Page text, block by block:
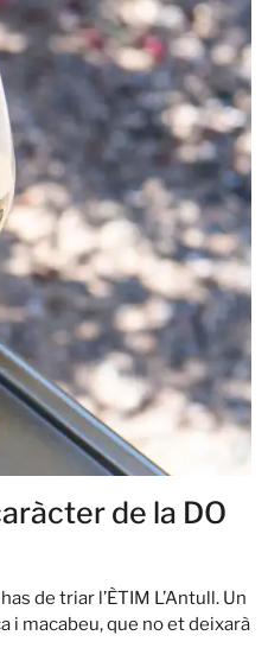
de la DO
de triar l’ÈTIM L’Antull. Un
i macabeu, que no et deixarà